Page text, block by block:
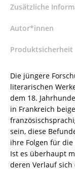
Hugues
(Hrsg.),
Bender
–
ISBN
9783826064531
/
978-
3-
8260-
6453-
1
Zusätzliche
Autor*innen
Produktsicherheit
Die jüngere
literarischen
dem 18.
in Frankreich
sein, diese
ihre Folgen für
Ist es überhaupt
deren Verlauf sich